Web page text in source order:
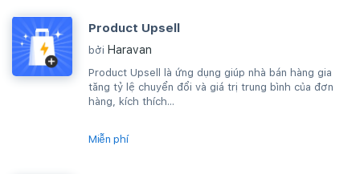
Product Upsell
bởi Haravan
Product Upsell là ứng dụng giúp nhà bán hàng gia
tăng tỷ lệ chuyển đổi và giá trị trung bình của đơn
hàng, kích thích...
Miễn phí